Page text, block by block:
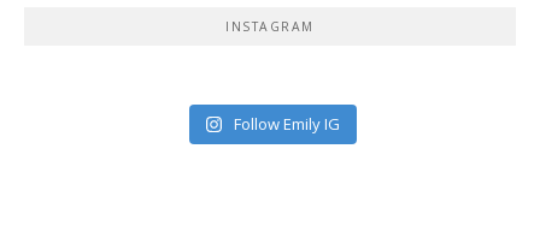
INSTAGRAM
Follow Emily IG